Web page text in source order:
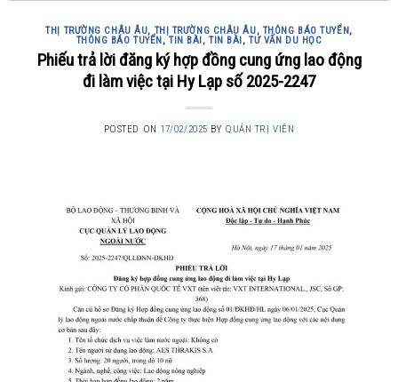
THỊ TRƯỜNG CHÂU ÂU, THỊ TRƯỜNG CHÂU ÂU, THÔNG BÁO TUYỂN,
THÔNG BÁO TUYỂN,TIN BÀI,TIN BÀI,TƯ VẤN DU HỌC
Phiếu trả lời đăng ký hợp đồng cung ứng lao động
đi làm việc tại Hy Lạp số 2025-2247
POSTED ON 17/02/2025 BY QUẢN TRỊ VIÊN